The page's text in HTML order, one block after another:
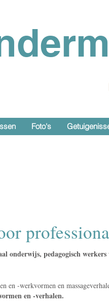
Foto's
onderwijs, pedagogisch
en -werkvormen en
en -verhalen.